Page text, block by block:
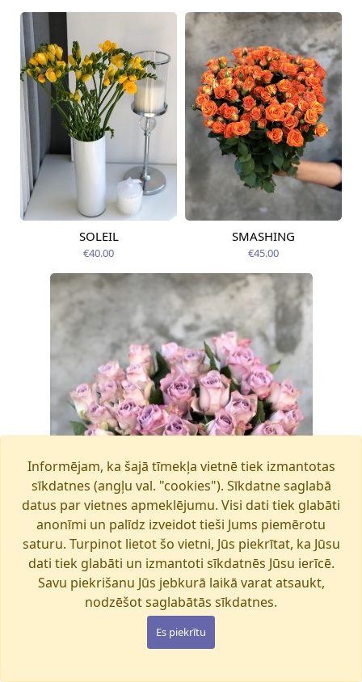
Pieejams šodien
SOLEIL
€40.00
Pieejama no
SMASHING
€45.00
MEMORY LANE
Informējam, ka šajā tīmekļa vietnē tiek izmantotas
sīkdatnes (angļu val. "cookies"). Sīkdatne saglabā
datus par vietnes apmeklējumu. Visi dati tiek glabāti
anonīmi un palīdz izveidot tieši Jums piemērotu
saturu. Turpinot lietot šo vietni, Jūs piekrītat, ka Jūsu
dati tiek glabāti un izmantoti sīkdatnēs Jūsu ierīcē.
Savu piekrišanu Jūs jebkurā laikā varat atsaukt,
nodzēšot saglabātās sīkdatnes.
Es piekrītu